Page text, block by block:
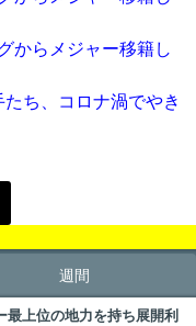
からメジャー移籍し
ち、コロナ渦でやき
週間
最上位の地力を持ち展開利